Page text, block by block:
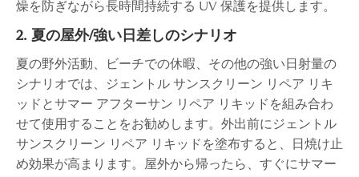
燥を防ぎながら長時間持続する UV 保護を提供します。
2. 夏の屋外/強い日差しのシナリオ
夏の野外活動、ビーチでの休暇、その他の強い日射量の
シナリオでは、ジェントル サンスクリーン リペア リキ
ッドとサマー アフターサン リペア リキッドを組み合わ
せて使用​​することをお勧めします。外出前にジェントル
サンスクリーン リペア リキッドを塗布すると、日焼け止
め効果が高まります。屋外から帰ったら、すぐにサマー